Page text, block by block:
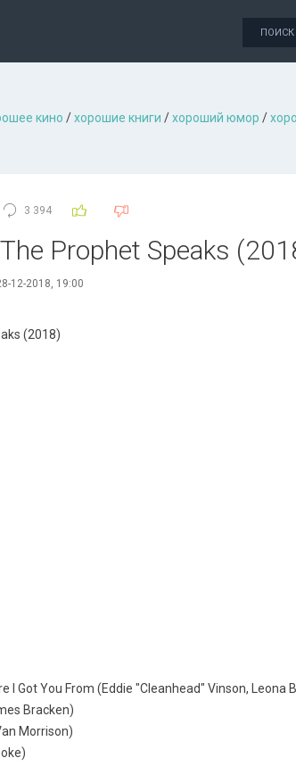
кино /хорошие книги /хороший юмор /
3 394
Prophet Speaks
12-2018, 19:00
(2018)
I Got You From (Eddie "Cleanhead" Vinson, Leona
Bracken)
Morrison)